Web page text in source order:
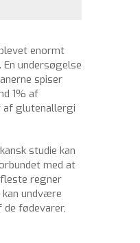
enormt
undersøgelse
spiser
1% af
af glutenallergi
studie kan
med at
regner
kan undvære
de fødevarer,